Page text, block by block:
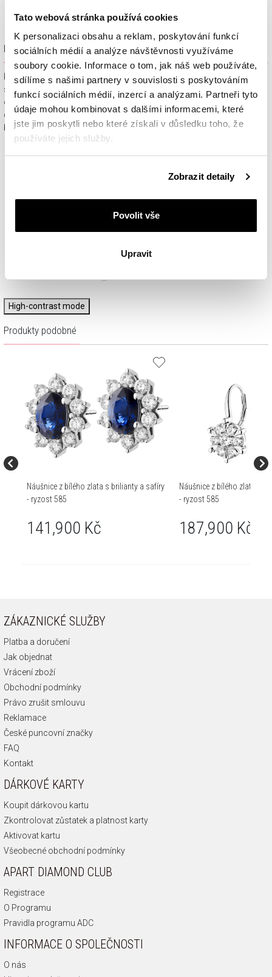
Tato webová stránka používá cookies
K personalizaci obsahu a reklam, poskytování funkcí
sociálních médií a analýze návštěvnosti využíváme
soubory cookie. Informace o tom, jak náš web používáte,
sdílíme s našimi partnery v souvislosti s poskytováním
funkcí sociálních médií, inzercí a analýzami. Partneři tyto
údaje mohou kombinovat s dalšími informacemi, které
jste jim poskytli nebo které získali v důsledku toho, že
používáte jejich služby.
Zásadách ochrany osobních údajů
Zobrazit detaily
Povolit vše
Upravit
Dárkové balení zdarma
Klenotnické výrobky zakoupené na e-shopu Apart.cz obdržíte
spolu s dárkovou krabičkou a taštičkou – v závislosti na
objednaném sortimentu. Váš nákup se tak stane krásným
dárkem, který můžete bez dalších příprav věnovat svým
blízkým.
High-contrast mode
Produkty podobné
Náušnice z bílého zlata s brilianty a safíry
- ryzost 585
141,900 Kč
Náušnice z bílého zlata s
- ryzost 585
187,900 Kč
ZÁKAZNICKÉ SLUŽBY
Platba a doručení
Jak objednat
Vrácení zboží
Obchodní podmínky
Právo zrušit smlouvu
Reklamace
České puncovní značky
FAQ
Kontakt
DÁRKOVÉ KARTY
Koupit dárkovou kartu
Zkontrolovat zůstatek a platnost karty
Aktivovat kartu
Všeobecné obchodní podmínky
APART DIAMOND CLUB
Registrace
O Programu
Pravidla programu ADC
INFORMACE O SPOLEČNOSTI
O nás